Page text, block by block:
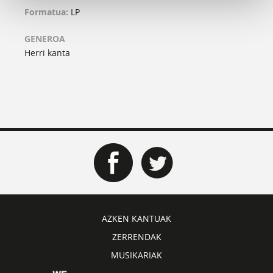
Formatua: LP
GENEROA
Herri kanta
AZKEN KANTUAK
ZERRENDAK
MUSIKARIAK